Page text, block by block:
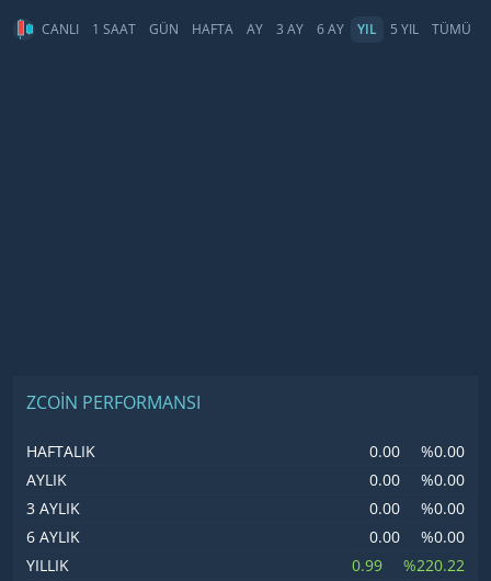
CANLI 1 SAAT GÜN HAFTA AY 3 AY 6 AY YIL 5 YIL TÜMÜ
ZCOIN PERFORMANSI
HAFTALIK 0.00
%0.00
AYLIK
0.00
%0.00
3 AYLIK
0.00
%0.00
6 AYLIK
0.00
%0.00
YILLIK
0.99
%220.22